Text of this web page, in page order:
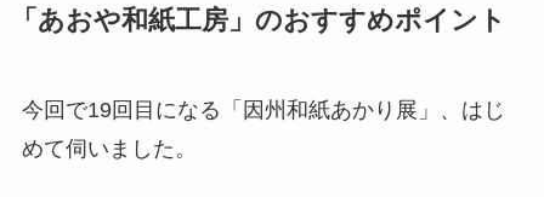
「あおや和紙工房」のおすすめポイント
今回で19回目になる「因州和紙あかり展」、はじ
めて伺いました。